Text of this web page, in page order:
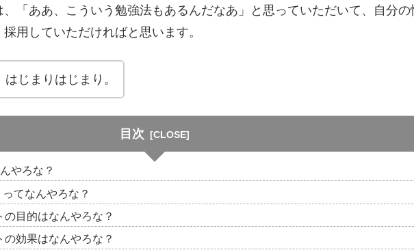
「ああ、こういう勉強法もあるんだなあ」と思っていただいて、自分の
用していただければと思います。
はじまりはじまり。
目次
やろな？
ってなんやろな？
の目的はなんやろな？
の効果はなんやろな？